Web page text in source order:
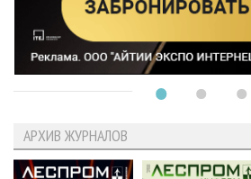
АРХИВ ЖУРНАЛОВ